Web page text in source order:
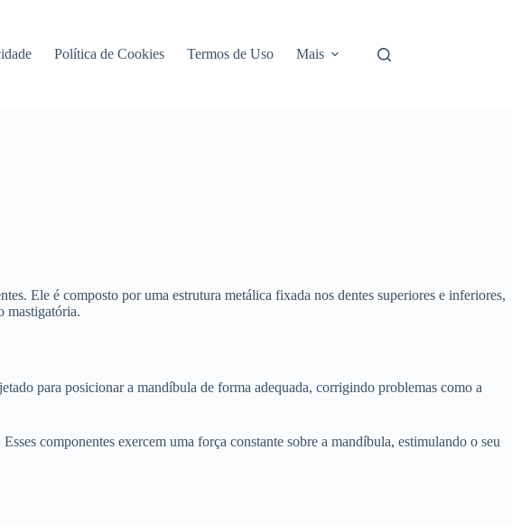
Política de Cookies Termos de Uso Mais
Ele é composto por uma estrutura metálica fixada nos dentes superiores e inferiores,
mastigatória.
para posicionar a mandíbula de forma adequada, corrigindo problemas como a
componentes exercem uma força constante sobre a mandíbula, estimulando o seu